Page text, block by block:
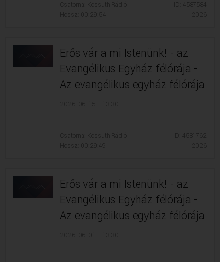
Csatorna: Kossuth Rádió
Hossz: 00:29:54
ID: 4587584
Erős vár a mi Istenünk! - az
Evangélikus Egyház félórája -
Az evangélikus egyház félórája
Csatorna: Kossuth Rádió
Hossz: 00:29:49
ID: 4581762
Erős vár a mi Istenünk! - az
Evangélikus Egyház félórája -
Az evangélikus egyház félórája